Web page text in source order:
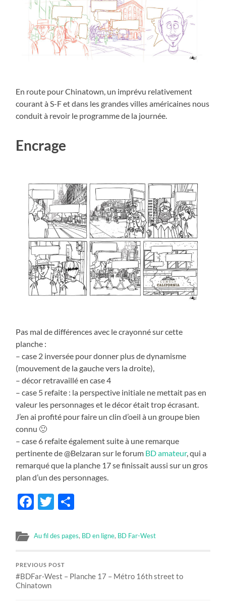
En route pour Chinatown, un imprévu relativement
courant à S-F et dans les grandes villes américaines nous
conduit à revoir le programme de la journée.
Encrage
Pas mal de différences avec le crayonné sur cette
planche :
– case 2 inversée pour donner plus de dynamisme
(mouvement de la gauche vers la droite),
– décor retravaillé en case 4
– case 5 refaite : la perspective initiale ne mettait pas en
valeur les personnages et le décor était trop écrasant.
J’en ai profité pour faire un clin d’oeil à un groupe bien
connu 🙂
– case 6 refaite également suite à une remarque
pertinente de @Belzaran sur le forum BD amateur, qui a
remarqué que la planche 17 se finissait aussi sur un gros
plan d’un des personnages.
Facebook
Twitter
Au fil des pages, BD en ligne, BD Far-West
PREVIOUS POST
#BDFar-West – Planche 17 – Métro 16th street to
Chinatown